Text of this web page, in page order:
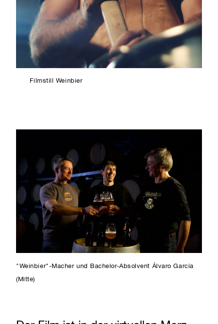
Filmstill Weinbier
"Weinbier"-Macher und Bachelor-Absolvent Álvaro García
(Mitte)